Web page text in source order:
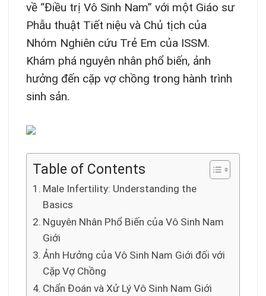
về “Điều trị Vô Sinh Nam” với một Giáo sư
Phẫu thuật Tiết niệu và Chủ tịch của
Nhóm Nghiên cứu Trẻ Em của ISSM.
Khám phá nguyên nhân phổ biến, ảnh
hưởng đến cặp vợ chồng trong hành trình
sinh sản.
Table of Contents
Male Infertility: Understanding the
Basics
Nguyên Nhân Phổ Biến của Vô Sinh Nam
Giới
Ảnh Hưởng của Vô Sinh Nam Giới đối với
Cặp Vợ Chồng
Chẩn Đoán và Xử Lý Vô Sinh Nam Giới